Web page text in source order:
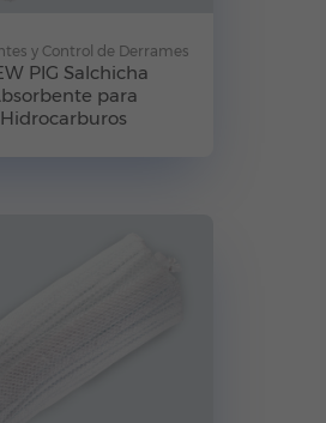
y Control de Derrames
PIG Salchicha
para
Hidrocarburos